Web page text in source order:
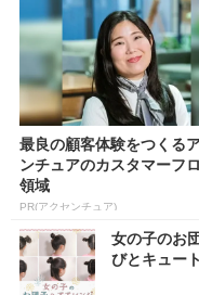
最良の顧客体験をつくる
ンチュアのカスタマーフ
領域
PR(アクセンチュア)
女の子のお
びとキュー